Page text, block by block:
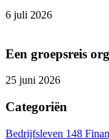
6 juli 2026
Een groepsreis
25 juni 2026
Categoriën
Bedrijfsleven 148